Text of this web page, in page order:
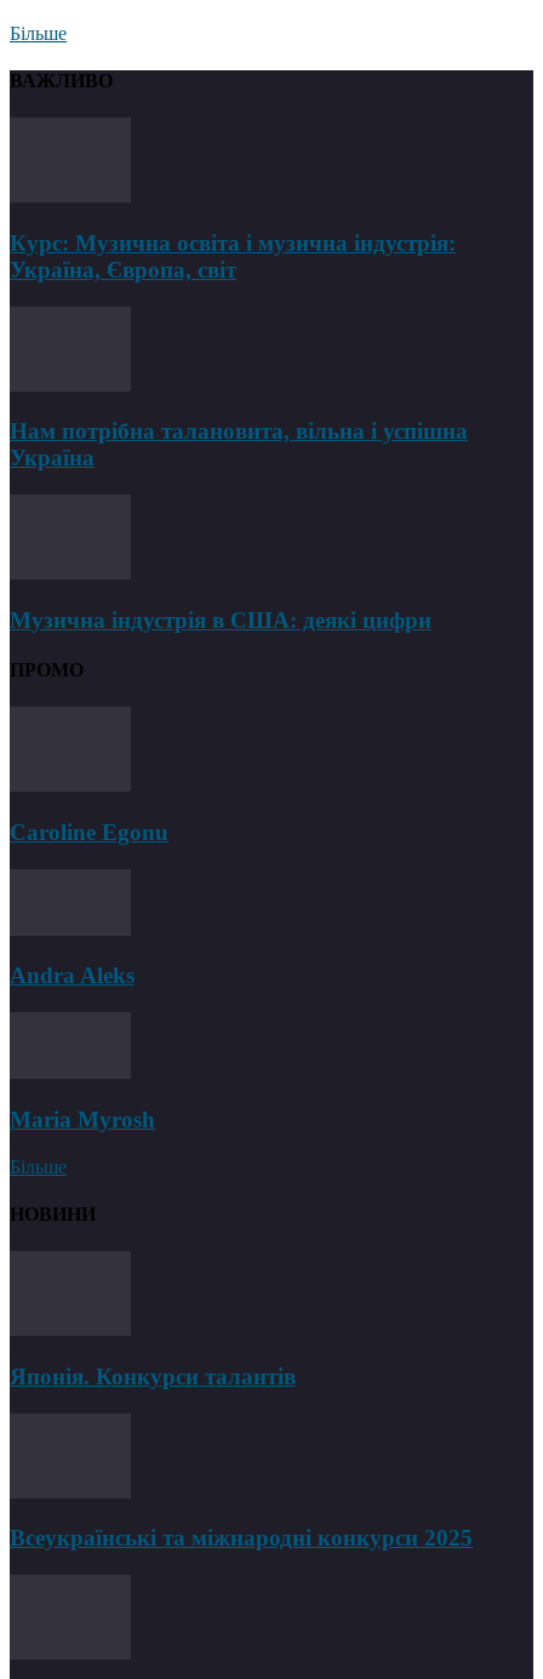
Більше
ВАЖЛИВО
Курс: Музична освіта і музична індустрія:
Україна, Європа, світ
Нам потрібна талановита, вільна і успішна
Україна
Музична індустрія в США: деякі цифри
ПРОМО
Caroline Egonu
Andra Aleks
Maria Myrosh
Більше
НОВИНИ
Японія. Конкурси талантів
Всеукраїнські та міжнародні конкурси 2025